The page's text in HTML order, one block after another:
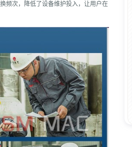
频次，降低了设备维护投入，让用户在